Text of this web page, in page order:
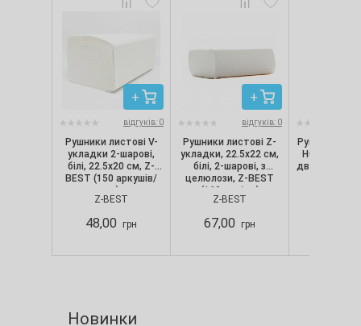
відгуків: 0
Рушники листові V-
укладки 2-шарові,
білі, 22.5х20 см, Z-
BEST (150 аркушів/
уп.)
Z-BEST
48,00 грн
відгуків: 0
Рушники листові Z-
укладки, 22.5х22 см,
білі, 2-шарові, з
целюлози, Z-BEST
(160 шт./уп.)
Z-BEST
67,00 грн
Рушники
Hundred
двошарові,
Новинки